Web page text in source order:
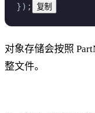
});
复制
对象存储会按照
整文件。